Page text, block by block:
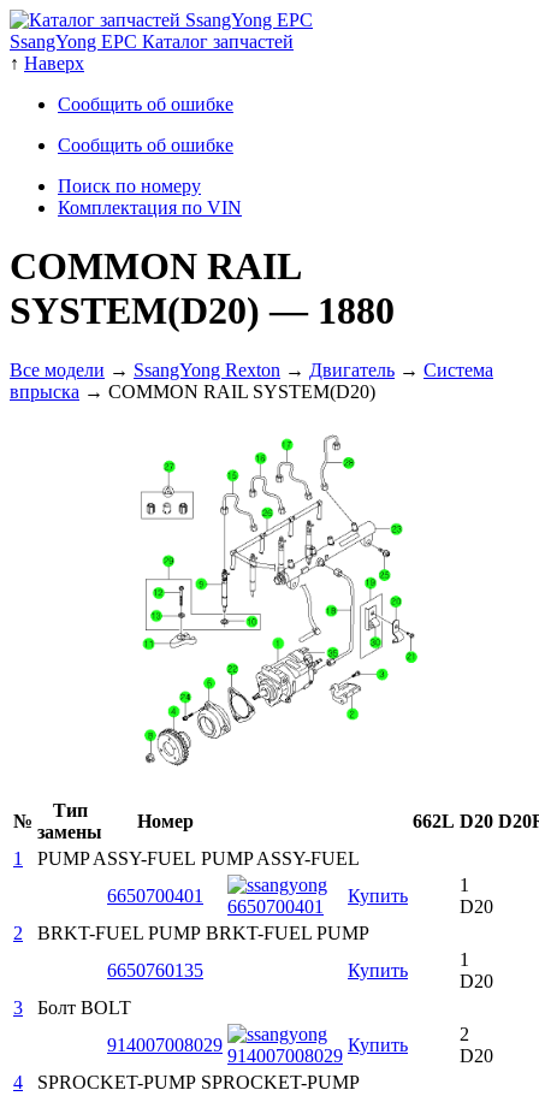
SsangYong EPC Каталог запчастей
↑ Наверх
Сообщить об ошибке
Сообщить об ошибке
Поиск по номеру
Комплектация по VIN
COMMON RAIL
SYSTEM(D20)— 1880
Все модели → SsangYong Rexton → Двигатель → Система
впрыска → COMMON RAIL SYSTEM(D20)
№
Тип
замены
Номер 662L D20
1
PUMP ASSY-FUEL PUMP ASSY-FUEL
6650700401
Купить
1
D20
2
BRKT-FUEL PUMP BRKT-FUEL PUMP
6650760135
Купить
1
D20
3
Болт BOLT
914007008029
Купить
2
D20
4
SPROCKET-PUMP SPROCKET-PUMP